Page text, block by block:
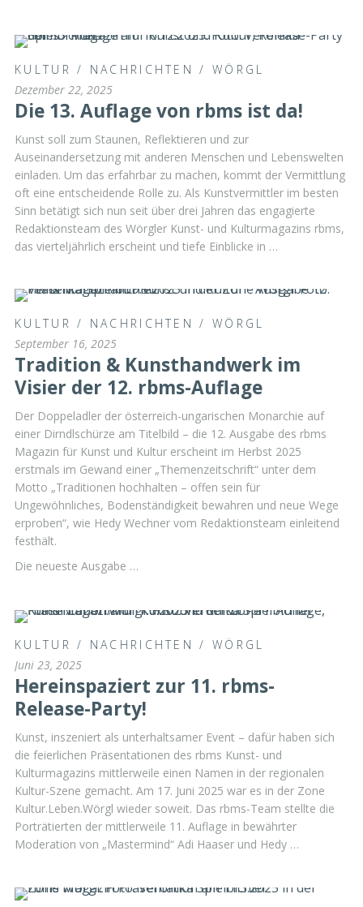
KULTUR / NACHRICHTEN /WÖRGL
Dezember 22, 2025
Die 13. Auflage von rbms ist da!
Kunst soll zum Staunen, Reflektieren und zur
Auseinandersetzung mit anderen Menschen und Lebenswelten
einladen. Um das erfahrbar zu machen, kommt der Vermittlung
oft eine entscheidende Rolle zu. Als Kunstvermittler im besten
Sinn betätigt sich nun seit über drei Jahren das engagierte
Redaktionsteam des Wörgler Kunst- und Kulturmagazins rbms,
das vierteljährlich erscheint und tiefe Einblicke in …
KULTUR / NACHRICHTEN /WÖRGL
September 16, 2025
Tradition & Kunsthandwerk im
Visier der 12. rbms-Auflage
Der Doppeladler der österreich-ungarischen Monarchie auf
einer Dirndlschürze am Titelbild – die 12. Ausgabe des rbms
Magazin für Kunst und Kultur erscheint im Herbst 2025
erstmals im Gewand einer „Themenzeitschrift“ unter dem
Motto „Traditionen hochhalten – offen sein für
Ungewöhnliches, Bodenständigkeit bewahren und neue Wege
erproben“, wie Hedy Wechner vom Redaktionsteam einleitend
festhält.
Die neueste Ausgabe …
KULTUR / NACHRICHTEN /WÖRGL
Juni 23, 2025
Hereinspaziert zur 11. rbms-
Release-Party!
Kunst, inszeniert als unterhaltsamer Event – dafür haben sich
die feierlichen Präsentationen des rbms Kunst- und
Kulturmagazins mittlerweile einen Namen in der regionalen
Kultur-Szene gemacht. Am 17. Juni 2025 war es in der Zone
Kultur.Leben.Wörgl wieder soweit. Das rbms-Team stellte die
Porträtierten der mittlerweile 11. Auflage in bewährter
Moderation von „Mastermind“ Adi Haaser und Hedy …